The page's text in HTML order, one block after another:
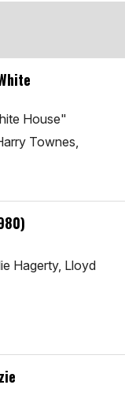
House"
Townes,
Hagerty, Lloyd